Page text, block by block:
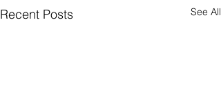
Recent Posts See All